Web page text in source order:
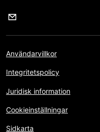
Användarvillkor
Integritetspolicy
Juridisk information
Cookieinställningar
Sidkarta